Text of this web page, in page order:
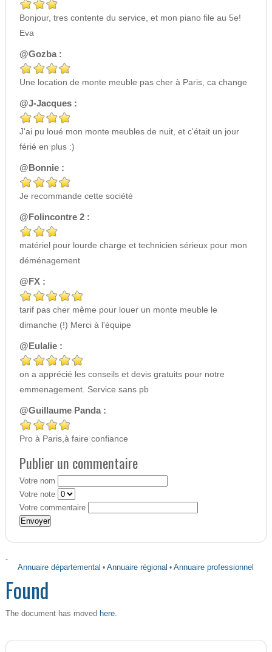
Bonjour, tres contente du service, et mon piano file au 5e!
Eva
@Gozba :
Une location de monte meuble pas cher à Paris, ca change
@J-Jacques :
J'ai pu loué mon monte meubles de nuit, et c'était un jour
férié en plus :)
@Bonnie :
Je recommande cette société
@Folincontre 2 :
matériel pour lourde charge et technicien sérieux pour mon
déménagement
@FX :
tarif pas cher même pour louer un monte meuble le
dimanche (!) Merci à l'équipe
@Eulalie :
on a apprécié les conseils et devis gratuits pour notre
emmenagement. Service sans pb
@Guillaume Panda :
Pro à Paris,à faire confiance
Publier un commentaire
Votre nom
Votre note
Votre commentaire
-
Annuaire départemental •Annuaire régional •Annuaire professionnel
Found
The document has moved here.